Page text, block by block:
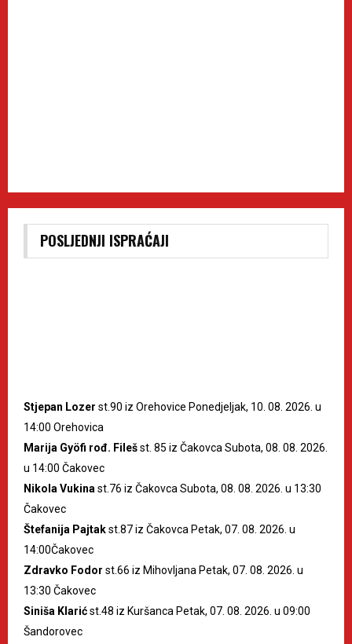
POSLJEDNJI ISPRAĆAJI
Stjepan Lozer st.90 iz Orehovice Ponedjeljak, 10. 08. 2026. u
14:00 Orehovica
Marija Gyöfi rođ. Filešst. 85 iz Čakovca Subota, 08. 08. 2026.
u 14:00 Čakovec
Nikola Vukina st.76 iz Čakovca Subota, 08. 08. 2026. u 13:30
Čakovec
Štefanija Pajtakst.87 iz Čakovca Petak, 07. 08. 2026. u
14:00Čakovec
Zdravko Fodor st.66 iz Mihovljana Petak, 07. 08. 2026. u
13:30 Čakovec
Siniša Klarićst.48 iz Kuršanca Petak, 07. 08. 2026. u 09:00
Šandorovec